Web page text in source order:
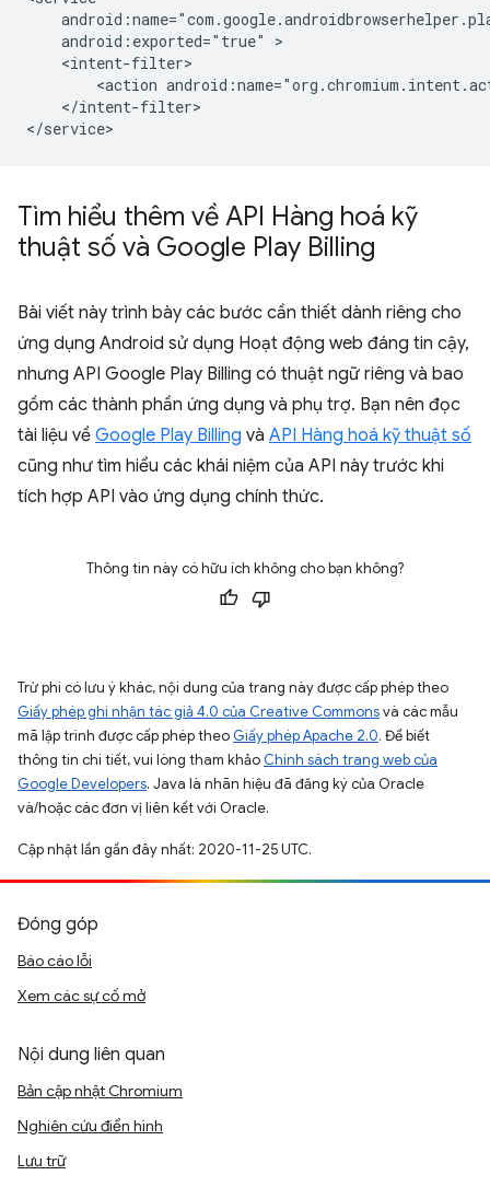
android:exported="true"
<action
</intent-filter>
Tìm hiểu thêm về API Hàng hoá kỹ
thuật số và Google Play Billing
Bài viết này trình bày các bước cần thiết dành riêng cho
ứng dụng Android sử dụng Hoạt động web đáng tin cậy,
nhưng API Google Play Billing có thuật ngữ riêng và bao
gồm các thành phần ứng dụng và phụ trợ. Bạn nên đọc
tài liệu về Google Play Billing và API Hàng hoá kỹ thuật số
cũng như tìm hiểu các khái niệm của API này trước khi
tích hợp API vào ứng dụng chính thức.
Thông tin này có hữu ích không cho bạn không?
Trừ phi có lưu ý khác, nội dung của trang này được cấp phép theo
Giấy phép ghi nhận tác giả 4.0 của Creative Commonsvà các mẫu
mã lập trình được cấp phép theo Giấy phép Apache 2.0. Để biết
thông tin chi tiết, vui lòng tham khảo Chính sách trang web của
Google Developers. Java là nhãn hiệu đã đăng ký của Oracle
và/hoặc các đơn vị liên kết với Oracle.
Cập nhật lần gần đây nhất: 2020-11-25 UTC.
Đóng góp
Báo cáo lỗi
Xem các sự cố mở
Nội dung liên quan
Bản cập nhật Chromium
Nghiên cứu điển hình
Lưu trữ